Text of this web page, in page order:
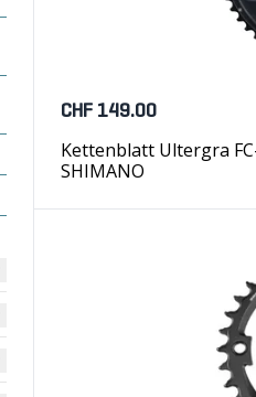
CHF 149.00
Kettenblatt Ultergra
SHIMANO